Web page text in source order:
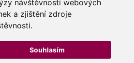
návštěvnosti webových
a zjištění zdroje
Souhlasím
sulfur dioxide.
in Moravian and French wines.